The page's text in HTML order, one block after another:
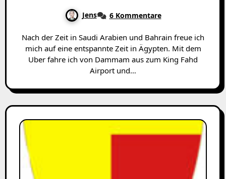
Jens 6 Kommentare
Nach der Zeit in Saudi Arabien und Bahrain freue ich
mich auf eine entspannte Zeit in Ägypten. Mit dem
Uber fahre ich von Dammam aus zum King Fahd
Airport und…